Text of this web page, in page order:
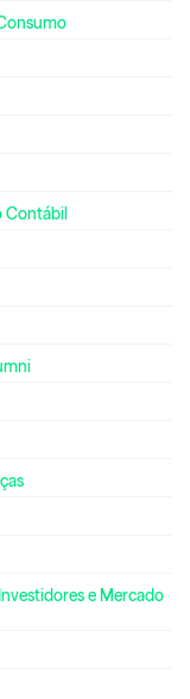
Contábil
e Mercado